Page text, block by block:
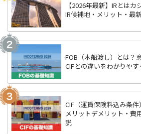
【2026年最新】IRとは
IR候補地・メリット・最
FOB（本船渡し）とは？
CIFとの違いをわかりや
CIF（運賃保険料込み条
メリットデメリット・費
説